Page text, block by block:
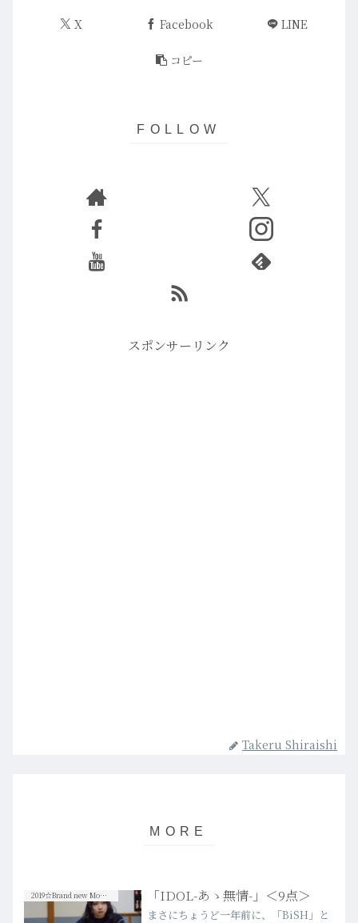
X Facebook LINE
コピー
スポンサーリンク
Takeru Shiraishi
2019☆Brand new Movies 「IDOL-あゝ無情-」＜9点＞
まさにちょうど一年前に、「BiSH」と